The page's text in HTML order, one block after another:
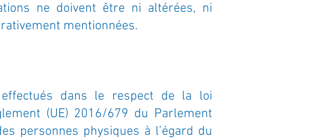
ne doivent être ni altérées, ni
mentionnées.
dans le respect de la loi
(UE) 2016/679 du Parlement
personnes physiques à l’égard du